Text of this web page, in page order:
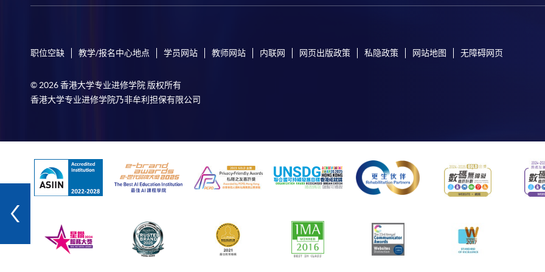
职位空缺 教学/报名中心地点 学员网站 教师网站 内联网 网页出版政策 私隐政策 网站地图 无障碍网页
© 2026 香港大学专业进修学院 版权所有
香港大学专业进修学院乃非牟利担保有限公司